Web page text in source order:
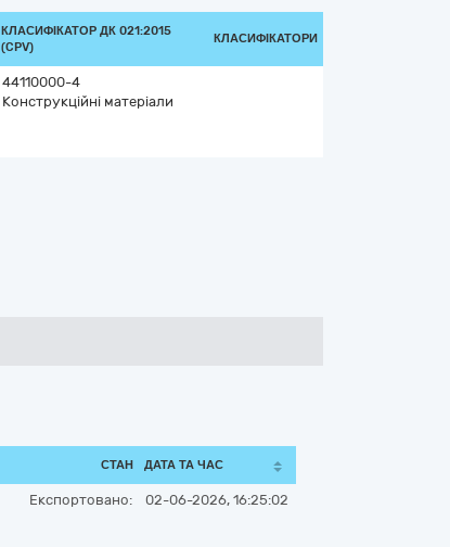
КЛАСИФІКАТОР ДК 021:2015
(CPV)
КЛАСИФІКАТОРИ
44110000-4
Конструкційні матеріали
СТАН ДАТА ТА ЧАС
Експортовано: 02-06-2026, 16:25:02